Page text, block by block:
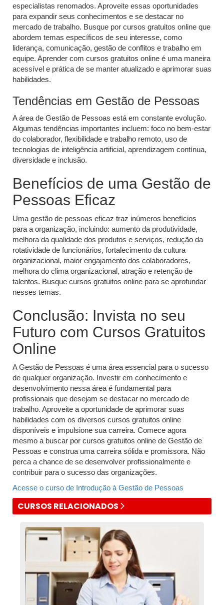
especialistas renomados. Aproveite essas oportunidades
para expandir seus conhecimentos e se destacar no
mercado de trabalho. Busque por cursos gratuitos online que
abordem temas específicos de seu interesse, como
liderança, comunicação, gestão de conflitos e trabalho em
equipe. Aprender com cursos gratuitos online é uma maneira
acessível e prática de se manter atualizado e aprimorar suas
habilidades.
Tendências em Gestão de Pessoas
A área de Gestão de Pessoas está em constante evolução.
Algumas tendências importantes incluem: foco no bem-estar
do colaborador, flexibilidade e trabalho remoto, uso de
tecnologias de inteligência artificial, aprendizagem contínua,
diversidade e inclusão.
Benefícios de uma Gestão de
Pessoas Eficaz
Uma gestão de pessoas eficaz traz inúmeros benefícios
para a organização, incluindo: aumento da produtividade,
melhora da qualidade dos produtos e serviços, redução da
rotatividade de funcionários, fortalecimento da cultura
organizacional, maior engajamento dos colaboradores,
melhora do clima organizacional, atração e retenção de
talentos. Busque cursos gratuitos online para se aprofundar
nesses temas.
Conclusão: Invista no seu
Futuro com Cursos Gratuitos
Online
A Gestão de Pessoas é uma área essencial para o sucesso
de qualquer organização. Investir em conhecimento e
desenvolvimento nessa área é fundamental para
profissionais que desejam se destacar no mercado de
trabalho. Aproveite a oportunidade de aprimorar suas
habilidades com os diversos cursos gratuitos online
disponíveis e impulsione sua carreira. Comece agora
mesmo a buscar por cursos gratuitos online de Gestão de
Pessoas e construa uma carreira sólida e promissora. Não
perca a chance de se desenvolver profissionalmente e
contribuir para o sucesso das organizações.
Acesse o curso de Introdução à Gestão de Pessoas
CURSOS RELACIONADOS